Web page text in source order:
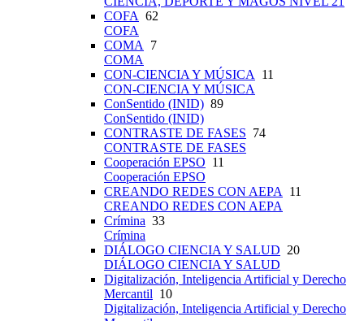
COFA 62
COFA
COMA
7
COMA
CON-CIENCIA Y MÚSICA
11
CON-CIENCIA Y MÚSICA
ConSentido (INID) 89
ConSentido (INID)
CONTRASTE DE FASES 74
CONTRASTE DE FASES
Cooperación EPSO 11
Cooperación EPSO
CREANDO REDES CON AEPA
11
CREANDO REDES CON AEPA
Crímina 33
Crímina
DIÁLOGO CIENCIA Y SALUD 20
DIÁLOGO CIENCIA Y SALUD
Digitalización, Inteligencia Artificial y Derecho
Mercantil 10
Digitalización, Inteligencia Artificial y Derecho